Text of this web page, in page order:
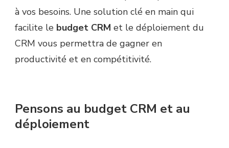
à vos besoins. Une solution clé en main qui
facilite le budget CRM et le déploiement du
CRM vous permettra de gagner en
productivité et en compétitivité.
Pensons au budget CRM et au
déploiement